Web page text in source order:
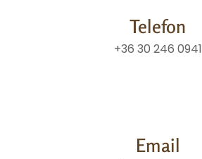
Telefon
+36 30 246 0941
Email